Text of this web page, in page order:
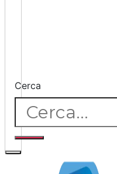
Cerca